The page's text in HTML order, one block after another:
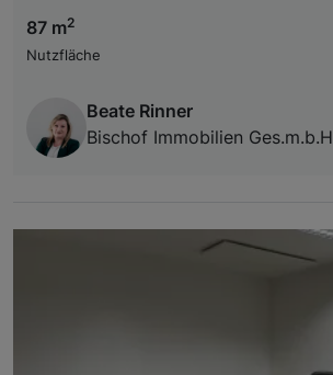
87 m2
Nutzfläche
Beate Rinner
Bischof Immobilien Ges.m.b.H